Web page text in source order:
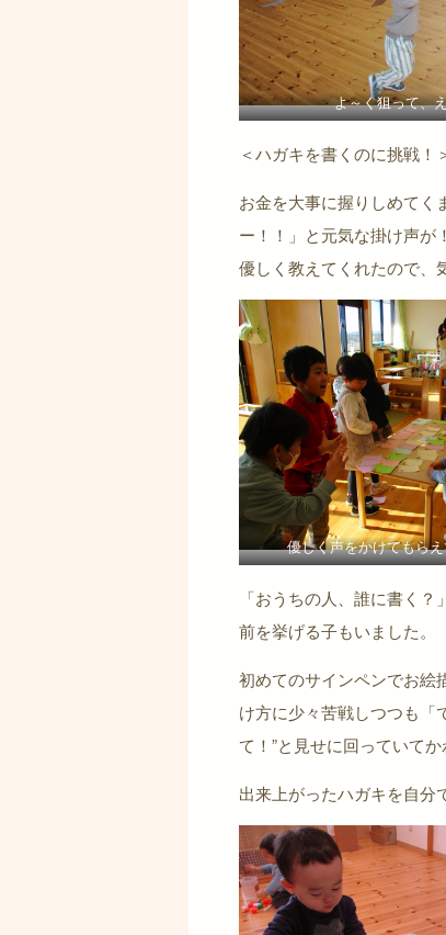
よ～く狙って、
＜ハガキを書くのに挑戦！
お金を大事に握りしめてく
ー！！」と元気な掛け声が
優しく教えてくれたので、
優しく声をかけてもら
「おうちの人、誰に書く
前を挙げる子もいました。
初めてのサインペンでお絵
け方に少々苦戦しつつも「
て！”と見せに回っていてか
出来上がったハガキを自分